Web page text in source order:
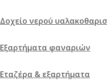
Δοχείο νερού
Εξαρτήματα φαναριών
Εταζέρα & εξαρτήματα